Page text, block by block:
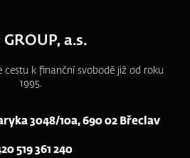
GROUP, a.s.
k finanční svobodě již od roku
1995.
3048/10a, 690 02 Břeclav
519 361 240